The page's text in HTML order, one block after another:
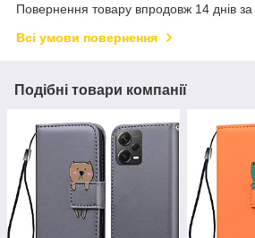
Повернення товару впродовж 14 днів
Всі умови повернення
Подібні товари компанії